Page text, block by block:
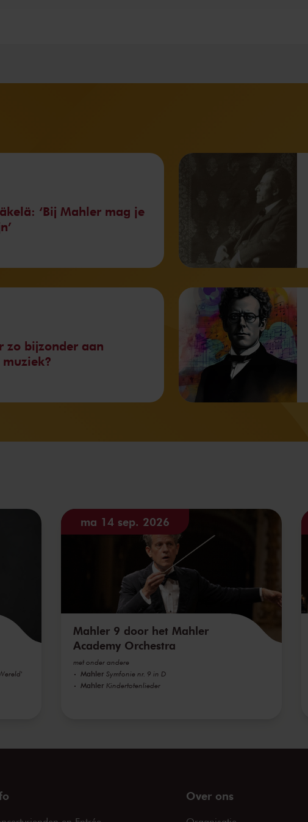
‘Bij Mahler mag je
zo bijzonder aan
ma 14 sep. 2026
Mahler 9 door het Mahler
Academy Orchestra
met onder andere
Mahler Symfonie nr. 9 in D
Mahler Kindertotenlieder
Over ons